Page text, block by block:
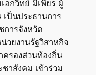
อกวิทย์ มีเพียร ผู้
ป็นประธานการ
การจังหวัด
วยงานรัฐวิสาหกิจ
ครองส่วนท้องถิ่น
าสังคม เข้าร่วม